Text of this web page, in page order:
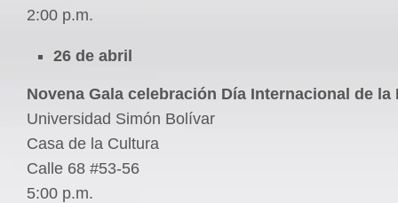
2:00 p.m.
26 de abril
Novena Gala celebración Día Internacional de la
Universidad Simón Bolívar
Casa de la Cultura
Calle 68 #53-56
5:00 p.m.